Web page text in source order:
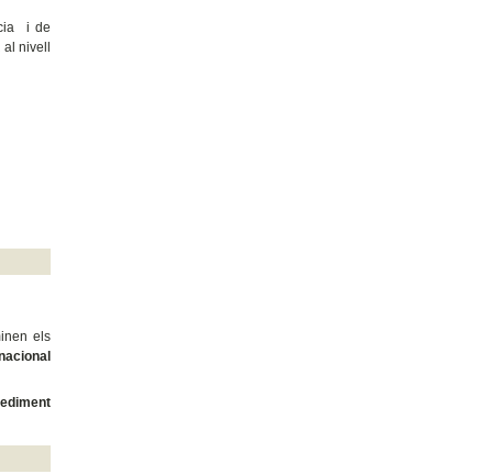
i de
nivell
els